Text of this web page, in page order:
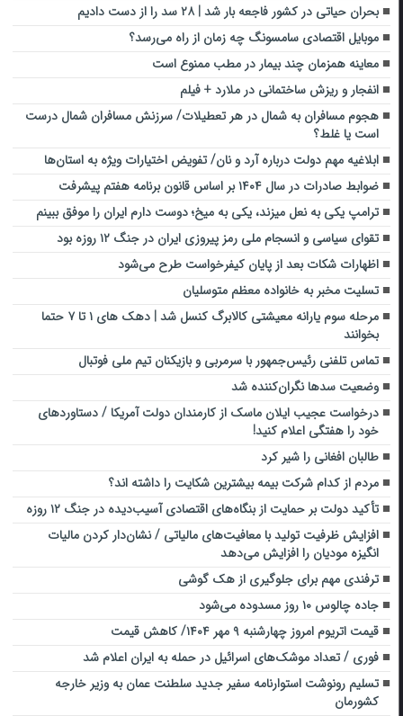
بحران حیاتی در کشور فاجعه بار شد | ۲۸ سد را از دست دادیم
موبایل اقتصادی سامسونگ چه زمان از راه می‌رسد؟
معاینه همزمان چند بیمار در مطب ممنوع است
انفجار و ریزش ساختمانی در ملارد + فیلم
هجوم مسافران به شمال در هر تعطیلات/ سرزنش مسافران شمال درست
است یا غلط؟
ابلاغیه مهم دولت درباره آرد و نان/ تفویض اختیارات ویژه به استان‌ها
ضوابط صادرات در سال ۱۴۰۴ بر اساس قانون برنامه هفتم پیشرفت
ترامپ یکی به نعل میزند، یکی به میخ؛ دوست دارم ایران را موفق ببینم
تقوای سیاسی و انسجام ملی رمز پیروزی ایران در جنگ ۱۲ روزه بود
اظهارات شکات بعد از پایان کیفرخواست طرح می‌شود
تسلیت مخبر به خانواده معظم متوسلیان
مرحله سوم یارانه معیشتی کالابرگ کنسل شد | دهک های ۱ تا ۷ حتما
بخوانند
تماس تلفنی رئیس‌جمهور با سرمربی و بازیکنان تیم ملی فوتبال
وضعیت سدها نگران‌کننده شد
درخواست عجیب ایلان ماسک از کارمندان دولت آمریکا / دستاوردهای
خود را هفتگی اعلام کنید!
طالبان افغانی را شیر کرد
مردم از کدام شرکت بیمه بیشترین شکایت را داشته اند؟
تأکید دولت بر حمایت از بنگاه‌های اقتصادی آسیب‌دیده در جنگ ۱۲ روزه
افزایش ظرفیت تولید با معافیت‌های مالیاتی / نشان‌دار کردن مالیات
انگیزه مودیان را افزایش می‌دهد
ترفندی مهم برای جلوگیری از هک گوشی
جاده چالوس ۱۰ روز مسدوده می‌شود
قیمت اتریوم امروز چهارشنبه ۹ مهر ۱۴۰۴/ کاهش قیمت
فوری / تعداد موشک‌‌های اسرائیل در حمله به ایران اعلام شد
تسلیم رونوشت استوارنامه سفیر جدید سلطنت عمان به وزیر خارجه
کشورمان